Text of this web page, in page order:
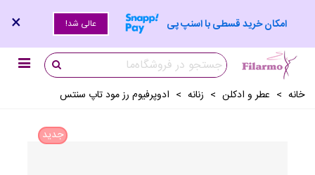
امکان خرید قسطی با اسنپ پی عالی شد! ×
خانه > عطر و ادکلن > زنانه > ادوپرفیوم رز مود تاپ سنتس
جدید